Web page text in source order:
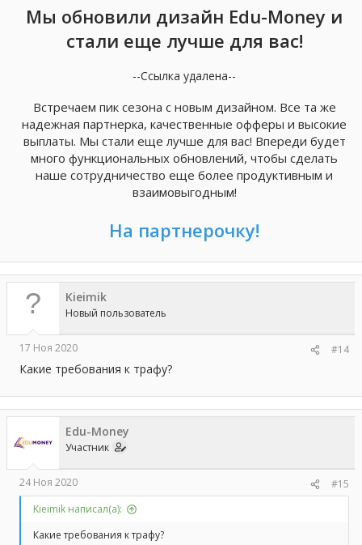
Мы обновили дизайн Edu-Money и
стали еще лучше для вас!
--Ссылка удалена--
Встречаем пик сезона с новым дизайном. Все та же
надежная партнерка, качественные офферы и высокие
выплаты. Мы стали еще лучше для вас! Впереди будет
много функциональных обновлений, чтобы сделать
наше сотрудничество еще более продуктивным и
взаимовыгодным!
На партнерочку!
Kieimik
Новый пользователь
17 Ноя 2020 #14
Какие требования к трафу?
Edu-Money
Участник
24 Ноя 2020
#15
Kieimik написал(а):
Какие требования к трафу?